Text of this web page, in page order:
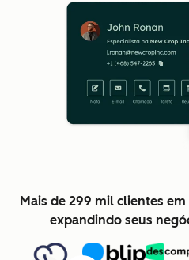
Mais de 299 mil clientes em
expandindo seus